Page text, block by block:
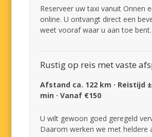
Reserveer uw taxi vanuit Onnen
online. U ontvangt direct een
weet vooraf waar u aan toe bent.
Rustig op reis met vaste
Afstand ca. 122 km · Reistijd
min · Vanaf €150
U wilt gewoon goed geregeld
Daarom werken we met heldere